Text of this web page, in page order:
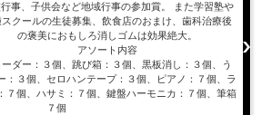
事、子供会など地域行事の参加賞。 また学習塾や
クールの生徒募集、飲食店のおまけ、歯科治療後
の褒美におもしろ消しゴムは効果絶大。
アソート内容
ーダー：３個、跳び箱：３個、黒板消し：３個、う
：３個、セロハンテープ：３個、ピアノ：７個、ラ
７個、ハサミ：７個、鍵盤ハーモニカ：７個、筆箱
７個